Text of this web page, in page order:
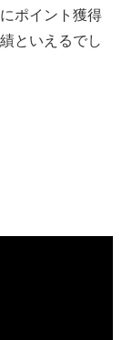
ポイント獲得
といえるでし